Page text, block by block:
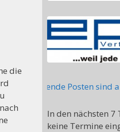
die
folgende Posten sind
In den nächsten 7
keine Termine